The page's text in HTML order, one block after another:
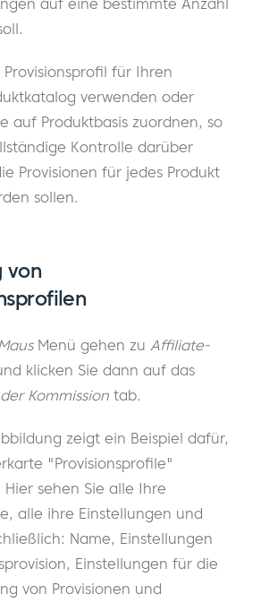
auf eine bestimmte Anzahl
für Ihren
verwenden oder
auf Produktbasis zuordnen, so
Kontrolle darüber
Provisionen für jedes Produkt
sollen.
von
Menü gehen zu Affiliate-
klicken Sie dann auf das
Kommission tab.
zeigt ein Beispiel dafür,
"Provisionsprofile"
sehen Sie alle Ihre
alle ihre Einstellungen und
Name, Einstellungen
Einstellungen für die
von Provisionen und